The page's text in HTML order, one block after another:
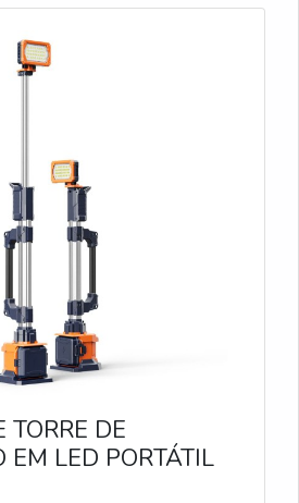
Com até 12.000 lumens e
até 44 horas, proporciona
e ajustável até 3,1 metros
grandes eventos e operações
400 Com capacidade máxima
alcance de 1.100 m², o TL-400
TORRE DE
EM LED PORTÁTIL